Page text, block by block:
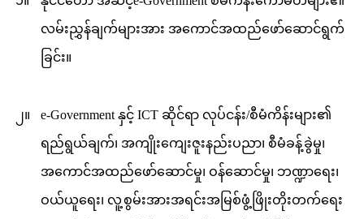
လမ်းညွှန်ချက်များအား အကောင်အထည်ဖော်ဆောင်ရွက်
ခြင်း။
၂။ e-Government နှင့် ICT ဆိုင်ရာ လုပ်ငန်း/စီမံကိန်းများ၏
ရည်ရွယ်ချက်၊ အကျိုးကျေးဇူးနည်းပညာ၊ စီမံခန့်ခွဲမှု၊
အကောင်အထည်ဖော်ဆောင်မှု၊ ဝန်ဆောင်မှု၊ ဘဏ္ဍာရေး၊
ဝယ်ယူရေး၊ လူ့စွမ်းအားအရင်းအမြစ်ဖွံ့ဖြိုးတိုးတက်ရေး